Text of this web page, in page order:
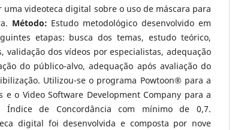
uma videoteca digital sobre o uso de máscara para
Método: Estudo metodológico desenvolvido em
etapas: busca dos temas, estudo teórico,
validação dos vídeos por especialistas, adequação
do público-alvo, adequação após avaliação do
Utilizou-se o programa Powtoon® para a
e o Video Software Development Company para a
Índice de Concordância com mínimo de 0,7.
digital foi desenvolvida e composta por nove